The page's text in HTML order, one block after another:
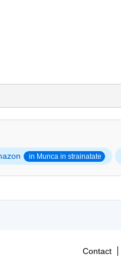
in Munca in strainatate
Contact